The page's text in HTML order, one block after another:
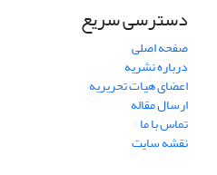
دسترسی سریع
صفحه اصلی
درباره نشریه
اعضای هیات تحریریه
ارسال مقاله
تماس با ما
نقشه سایت